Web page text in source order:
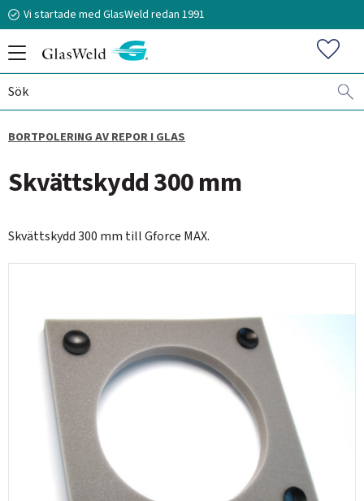
Vi startade med GlasWeld redan 1991
BORTPOLERING AV REPOR I GLAS
Skvättskydd 300 mm
Skvättskydd 300 mm till Gforce MAX.
070-394 51 12